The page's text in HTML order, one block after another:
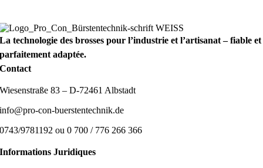
La technologie des brosses pour l’industrie et l’artisanat – fiable et
parfaitement adaptée.
Contact
Wiesenstraße 83 – D-72461 Albstadt
info@pro-con-buerstentechnik.de
0743/9781192 ou 0 700 / 776 266 366
Informations Juridiques